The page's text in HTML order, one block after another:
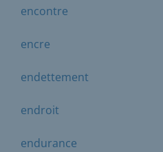
encontre
encre
endettement
endroit
endurance